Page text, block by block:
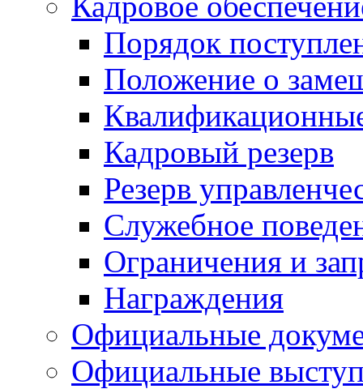
Порядок
Положение о
Кадровый резерв
Резерв
Служебное
Ограничения и
Награждения
Официальные
Официальные